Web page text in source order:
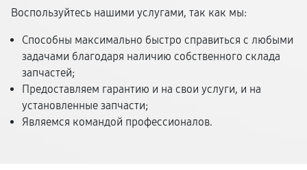
Воспользуйтесь нашими услугами, так как мы:
Способны максимально быстро справиться с любыми
задачами благодаря наличию собственного склада
запчастей;
Предоставляем гарантию и на свои услуги, и на
установленные запчасти;
Являемся командой профессионалов.